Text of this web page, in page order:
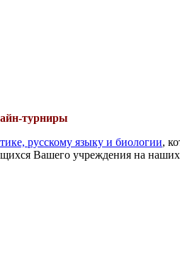
турниры
русскому языку и биологии,
Вашего учреждения на